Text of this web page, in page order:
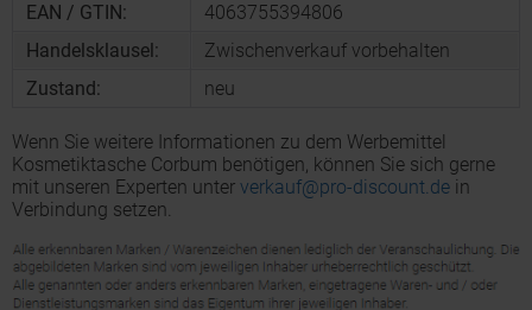
EAN / GTIN:
4063755394806
Handelsklausel:
Zwischenverkauf vorbehalten
Zustand:
neu
Wenn Sie weitere Informationen zu dem Werbemittel
Kosmetiktasche Corbum benötigen, können Sie sich gerne
mit unseren Experten unter verkauf@pro-discount.de in
Verbindung setzen.